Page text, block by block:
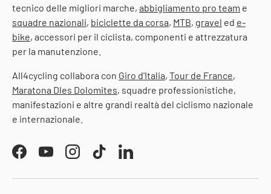
tecnico delle migliori marche, abbigliamento pro team e
squadre nazionali, biciclette da corsa, MTB, gravel ed e-
bike, accessori per il ciclista, componenti e attrezzatura
per la manutenzione.
All4cycling collabora con Giro d'Italia, Tour de France,
Maratona Dles Dolomites, squadre professionistiche,
manifestazioni e altre grandi realtà del ciclismo nazionale
e internazionale.
FacebookYouTubeInstagramTikTokLinkedIn